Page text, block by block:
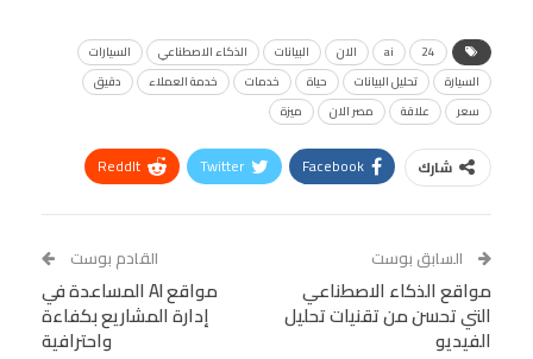
24
ai الان البيانات الذكاء الاصطناعي
السيارات
السيارة
تحليل البيانات حياة خدمات خدمة العملاء
دقيق
سعر
علاقة مصر الان ميزة
شارك Facebook
Twitter
ReddIt
Tumblr
البريد الإلكتروني
StumbleUpon
VK
Digg
LINE
BlackBerry
Viber
السابق بوست
مواقع الذكاء الاصطناعي
التي تحسن من تقنيات تحليل
الفيديو
القادم بوست
مواقع AI المساعدة في
إدارة المشاريع بكفاءة
واحترافية